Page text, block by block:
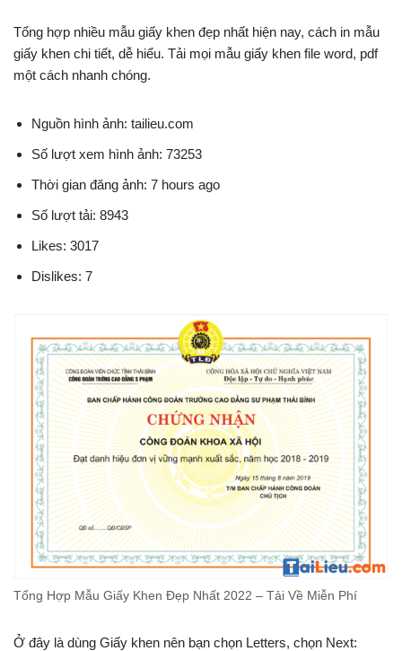
Tổng hợp nhiều mẫu giấy khen đẹp nhất hiện nay, cách in mẫu
giấy khen chi tiết, dễ hiểu. Tải mọi mẫu giấy khen file word, pdf
một cách nhanh chóng.
Nguồn hình ảnh: tailieu.com
Số lượt xem hình ảnh: 73253
Thời gian đăng ảnh: 7 hours ago
Số lượt tải: 8943
Likes: 3017
Dislikes: 7
Tổng Hợp Mẫu Giấy Khen Đẹp Nhất 2022 – Tải Về Miễn Phí
Ở đây là dùng Giấy khen nên bạn chọn Letters, chọn Next: